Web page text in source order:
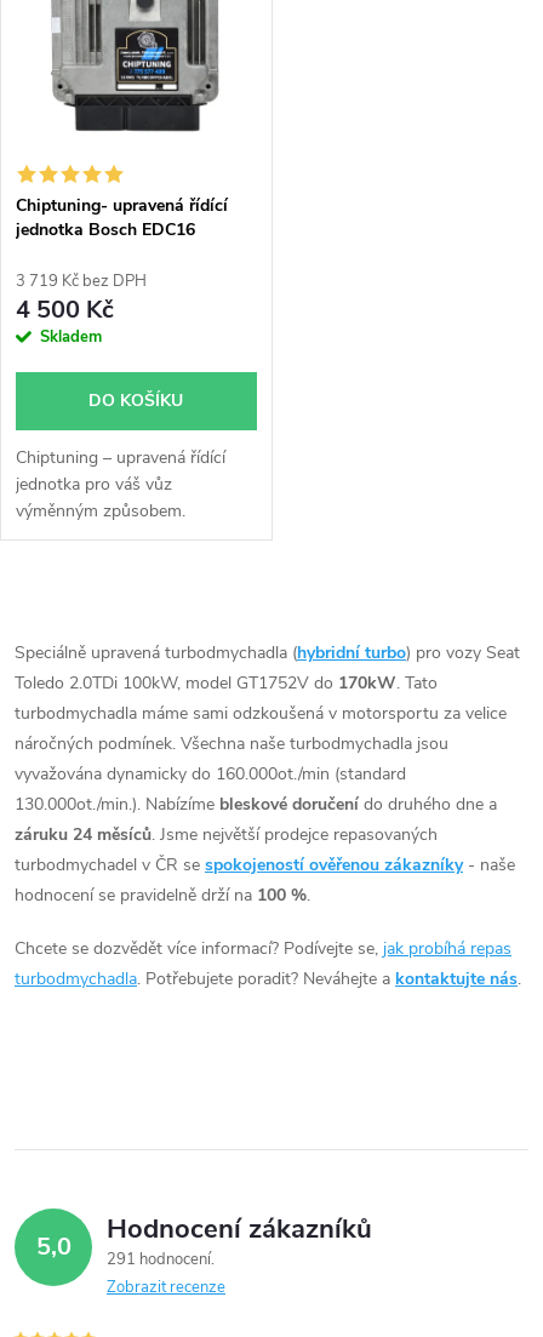
Chiptuning- upravená řídící
jednotka Bosch EDC16
3 719 Kč bez DPH
4 500 Kč
Skladem
DO KOŠÍKU
Chiptuning – upravená řídící
jednotka pro váš vůz
výměnným způsobem.
v
l
á
d
a
c
í
p
k
v
ý
Speciálně upravená turbodmychadla (hybridní turbo) pro vozy Seat
Toledo 2.0TDi 100kW, model GT1752V do 170kW. Tato
turbodmychadla máme sami odzkoušená v motorsportu za velice
náročných podmínek. Všechna naše turbodmychadla jsou
vyvažována dynamicky do 160.000ot./min (standard
130.000ot./min.). Nabízíme bleskové doručení do druhého dne a
záruku 24 měsíců. Jsme největší prodejce repasovaných
turbodmychadel v ČR se spokojeností ověřenou zákazníky- naše
hodnocení se pravidelně drží na 100 %.
Chcete se dozvědět více informací? Podívejte se, jak probíhá repas
turbodmychadla. Potřebujete poradit? Neváhejte a kontaktujte nás.
5,0 Hodnocení zákazníků
291 hodnocení
Zobrazit recenze